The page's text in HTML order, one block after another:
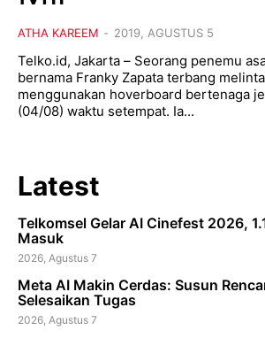
ATHA KAREEM - 2019, AGUSTUS 5
Telko.id, Jakarta – Seorang penemu
bernama Franky Zapata terbang
menggunakan hoverboard bertenaga
(04/08) waktu setempat. Ia...
Latest
Telkomsel Gelar AI Cinefest 2026,
Masuk
2026, Agustus 7
Meta AI Makin Cerdas: Susun
Selesaikan Tugas
2026, Agustus 7